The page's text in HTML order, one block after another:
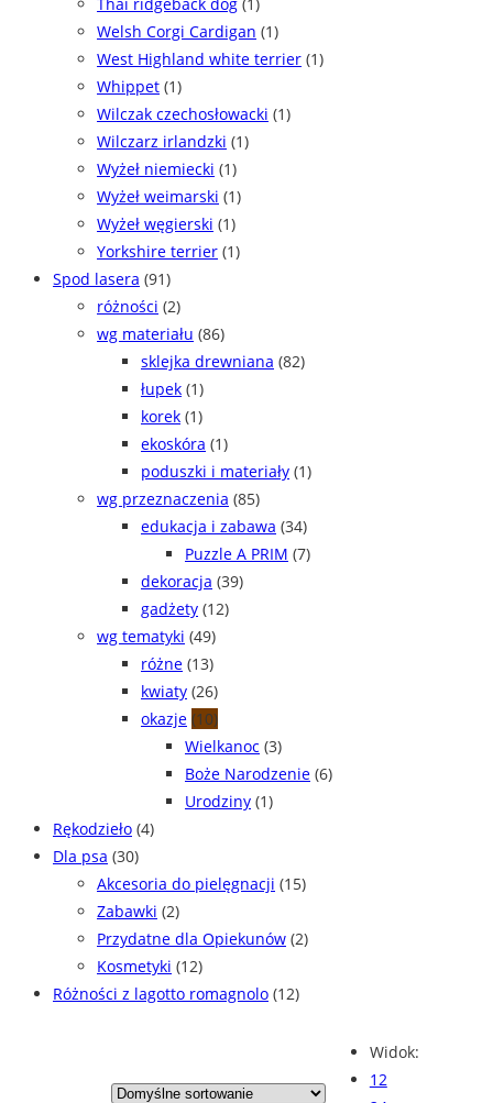
Widok:
12
Welsh Corgi Cardigan (1)
West Highland white terrier (1)
Whippet (1)
Wilczak czechosłowacki (1)
Wilczarz irlandzki (1)
Wyżeł niemiecki (1)
Wyżeł weimarski (1)
Wyżeł węgierski (1)
Yorkshire terrier (1)
Spod lasera (91)
różności (2)
wg materiału (86)
sklejka drewniana (82)
łupek (1)
korek (1)
ekoskóra (1)
poduszki i materiały (1)
wg przeznaczenia (85)
edukacja i zabawa (34)
Puzzle A PRIM (7)
dekoracja (39)
gadżety (12)
wg tematyki (49)
różne (13)
kwiaty (26)
okazje (10)
Wielkanoc (3)
Boże Narodzenie (6)
Urodziny (1)
Rękodzieło (4)
Dla psa (30)
Akcesoria do pielęgnacji (15)
Zabawki (2)
Przydatne dla Opiekunów (2)
Kosmetyki (12)
Różności z lagotto romagnolo (12)